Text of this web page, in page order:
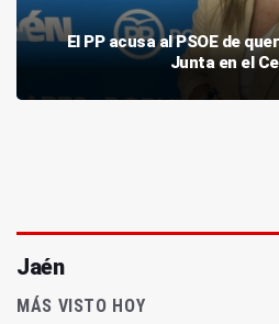
El PP acusa al PSOE de
Junta en el
Jaén
MÁS VISTO HOY